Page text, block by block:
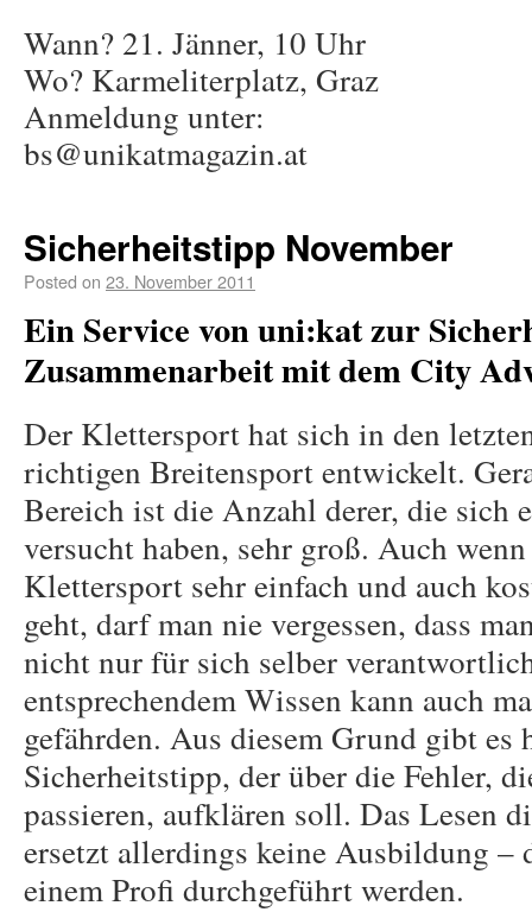
Wann? 21. Jänner, 10 Uhr
Wo? Karmeliterplatz, Graz
Anmeldung unter:
bs@unikatmagazin.at
Sicherheitstipp November
Posted on 23. November 2011
Ein Service von uni:kat zur
Zusammenarbeit mit dem City
Der Klettersport hat sich in den
richtigen Breitensport entwickelt.
Bereich ist die Anzahl derer, die sich
versucht haben, sehr groß. Auch
Klettersport sehr einfach und auch
geht, darf man nie vergessen, dass
nicht nur für sich selber
entsprechendem Wissen kann auch
gefährden. Aus diesem Grund gibt es
Sicherheitstipp, der über die Fehler,
passieren, aufklären soll. Das Lesen
ersetzt allerdings keine Ausbildung –
einem Profi durchgeführt werden.